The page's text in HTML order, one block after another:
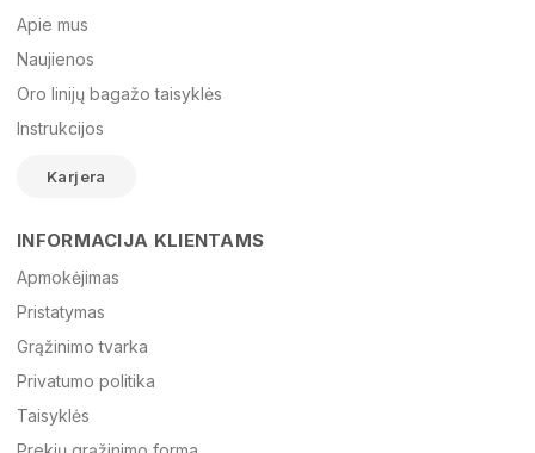
El. paštas
Žinutė
Apie mus
Naujienos
Oro linijų bagažo taisyklės
Instrukcijos
Karjera
INFORMACIJA KLIENTAMS
Apmokėjimas
Pristatymas
Grąžinimo tvarka
Privatumo politika
Taisyklės